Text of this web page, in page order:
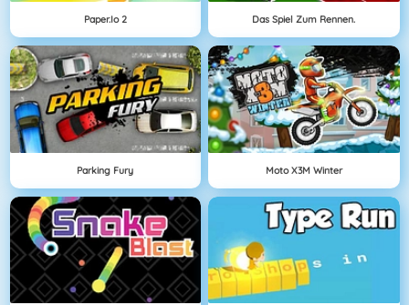
Paper.io 2 Das Spiel Zum Rennen.
Parking Fury Moto X3M Winter